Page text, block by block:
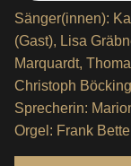
Sänger(innen):
(Gast), Lisa
Marquardt,
Christoph Böcking
Sprecherin:
Orgel: Frank